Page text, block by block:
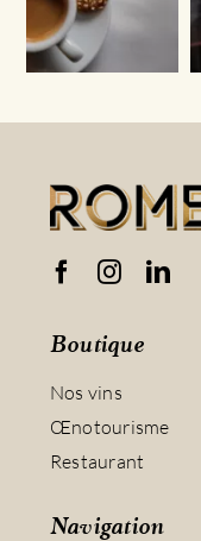
Boutique
Nos vins
Œnotourisme
Restaurant
Navigation